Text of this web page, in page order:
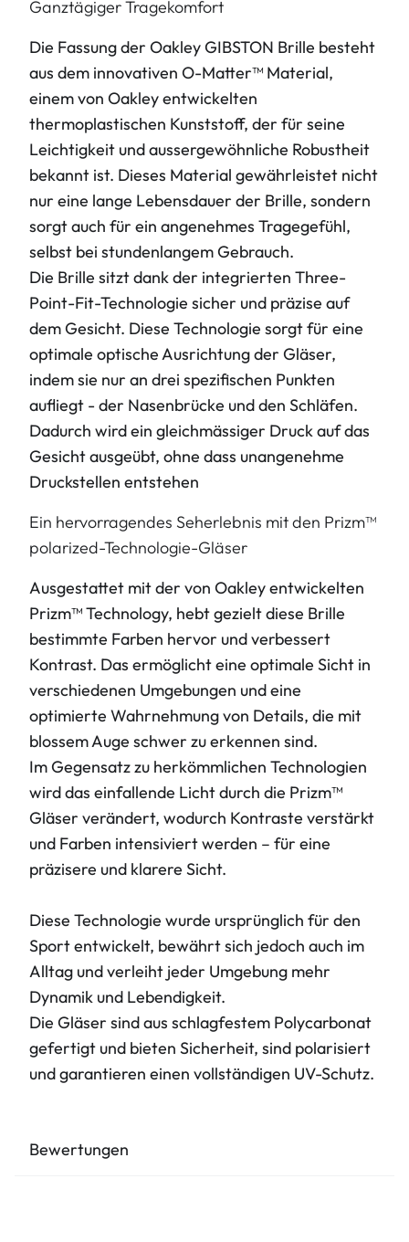
Ganztägiger Tragekomfort
Die Fassung der Oakley GIBSTON Brille besteht
aus dem innovativen O-Matter™ Material,
einem von Oakley entwickelten
thermoplastischen Kunststoff, der für seine
Leichtigkeit und aussergewöhnliche Robustheit
bekannt ist. Dieses Material gewährleistet nicht
nur eine lange Lebensdauer der Brille, sondern
sorgt auch für ein angenehmes Tragegefühl,
selbst bei stundenlangem Gebrauch.
Die Brille sitzt dank der integrierten Three-
Point-Fit-Technologie sicher und präzise auf
dem Gesicht. Diese Technologie sorgt für eine
optimale optische Ausrichtung der Gläser,
indem sie nur an drei spezifischen Punkten
aufliegt - der Nasenbrücke und den Schläfen.
Dadurch wird ein gleichmässiger Druck auf das
Gesicht ausgeübt, ohne dass unangenehme
Druckstellen entstehen
Ein hervorragendes Seherlebnis mit den Prizm™
polarized-Technologie-Gläser
Ausgestattet mit der von Oakley entwickelten
Prizm™ Technology, hebt gezielt diese Brille
bestimmte Farben hervor und verbessert
Kontrast. Das ermöglicht eine optimale Sicht in
verschiedenen Umgebungen und eine
optimierte Wahrnehmung von Details, die mit
blossem Auge schwer zu erkennen sind.
Im Gegensatz zu herkömmlichen Technologien
wird das einfallende Licht durch die Prizm™
Gläser verändert, wodurch Kontraste verstärkt
und Farben intensiviert werden – für eine
präzisere und klarere Sicht.
Diese Technologie wurde ursprünglich für den
Sport entwickelt, bewährt sich jedoch auch im
Alltag und verleiht jeder Umgebung mehr
Dynamik und Lebendigkeit.
Die Gläser sind aus schlagfestem Polycarbonat
gefertigt und bieten Sicherheit, sind polarisiert
und garantieren einen vollständigen UV-Schutz.
Bewertungen